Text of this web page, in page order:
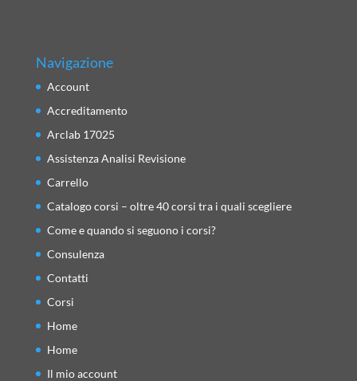
Navigazione
Account
Accreditamento
Arclab 17025
Assistenza Analisi Revisione
Carrello
Catalogo corsi – oltre 40 corsi tra i quali scegliere
Come e quando si seguono i corsi?
Consulenza
Contatti
Corsi
Home
Home
Il mio account